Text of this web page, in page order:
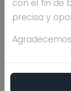
con el fin de
precisa y